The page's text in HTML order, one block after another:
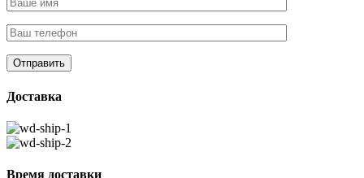
Доставка
Время доставки